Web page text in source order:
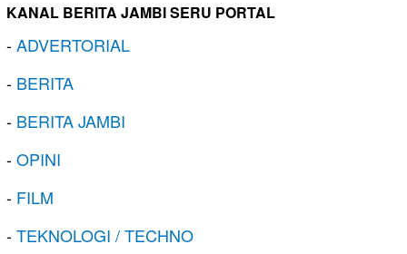
KANAL BERITA JAMBI SERU PORTAL
-ADVERTORIAL
- BERITA
- BERITA JAMBI
-OPINI
- FILM
-TEKNOLOGI / TECHNO